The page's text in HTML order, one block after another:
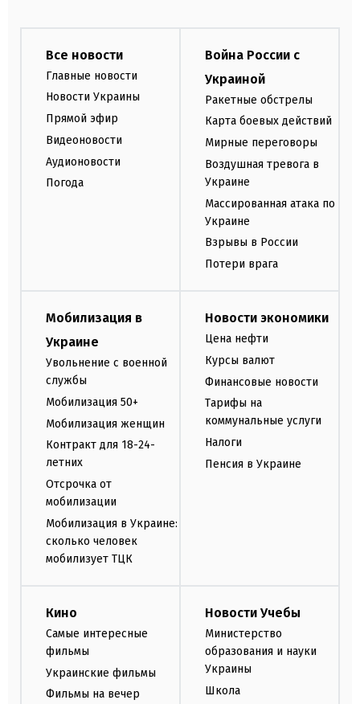
Все новости
Главные новости
Новости Украины
Прямой эфир
Видеоновости
Аудионовости
Погода
Война России с
Украиной
Ракетные обстрелы
Карта боевых действий
Мирные переговоры
Воздушная тревога в
Украине
Массированная атака по
Украине
Взрывы в России
Потери врага
Мобилизация в
Украине
Увольнение с военной
службы
Мобилизация 50+
Мобилизация женщин
Контракт для 18-24-
летних
Отсрочка от
мобилизации
Мобилизация в Украине:
сколько человек
мобилизует ТЦК
Новости экономики
Цена нефти
Курсы валют
Финансовые новости
Тарифы на
коммунальные услуги
Налоги
Пенсия в Украине
Кино
Самые интересные
фильмы
Украинские фильмы
Фильмы на вечер
Новости Учебы
Министерство
образования и науки
Украины
Школа